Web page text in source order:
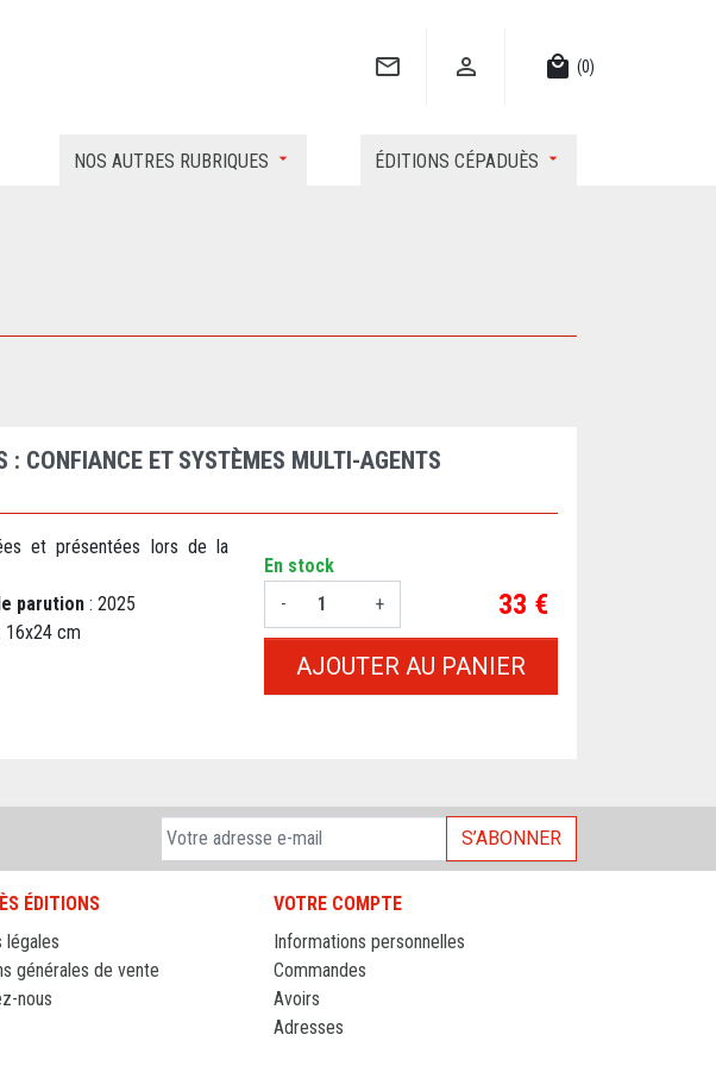
  local_mall (0)
NOS AUTRES RUBRIQUES ÉDITIONS CÉPADUÈS
CONFIANCE ET SYSTÈMES MULTI-AGENTS
et présentées lors de la
parution : 2025
16x24 cm
En stock
-
+ Prix
33 €
AJOUTER AU PANIER
S’ABONNER
ÉDITIONS
légales
générales de vente
nous
VOTRE COMPTE
Informations personnelles
Commandes
Avoirs
Adresses